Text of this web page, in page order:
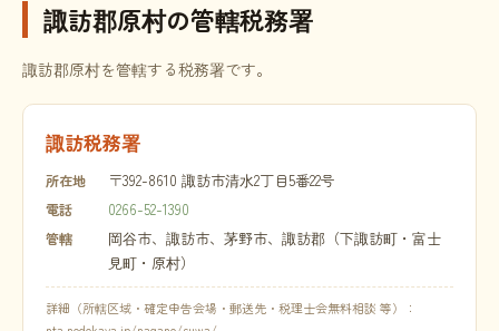
諏訪郡原村の管轄税務署
諏訪郡原村を管轄する税務署です。
諏訪税務署
所在地 〒392-8610 諏訪市清水2丁目5番22号
電話 0266-52-1390
管轄
岡谷市、諏訪市、茅野市、諏訪郡（下諏訪町・富士
見町・原村）
詳細（所轄区域・確定申告会場・郵送先・税理士会無料相談 等）：